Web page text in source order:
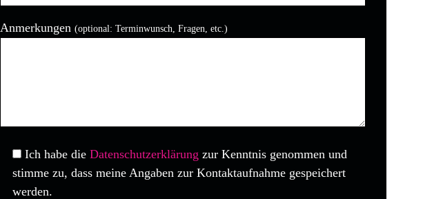
Bitte lasse dieses Feld leer.
Anmerkungen (optional: Terminwunsch, Fragen, etc.)
Ich habe die Datenschutzerklärung zur Kenntnis genommen und
stimme zu, dass meine Angaben zur Kontaktaufnahme gespeichert
werden.